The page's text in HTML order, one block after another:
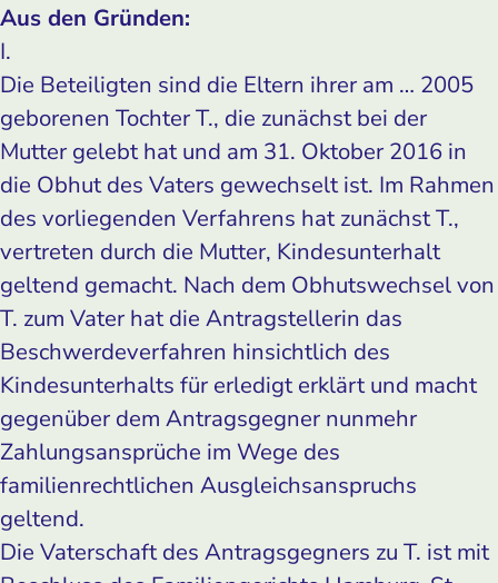
Aus den Gründen:
I.
Die Beteiligten sind die Eltern ihrer am … 2005
geborenen Tochter T., die zunächst bei der
Mutter gelebt hat und am 31. Oktober 2016 in
die Obhut des Vaters gewechselt ist. Im Rahmen
des vorliegenden Verfahrens hat zunächst T.,
vertreten durch die Mutter, Kindesunterhalt
geltend gemacht. Nach dem Obhutswechsel von
T. zum Vater hat die Antragstellerin das
Beschwerdeverfahren hinsichtlich des
Kindesunterhalts für erledigt erklärt und macht
gegenüber dem Antragsgegner nunmehr
Zahlungsansprüche im Wege des
familienrechtlichen Ausgleichsanspruchs
geltend.
Die Vaterschaft des Antragsgegners zu T. ist mit